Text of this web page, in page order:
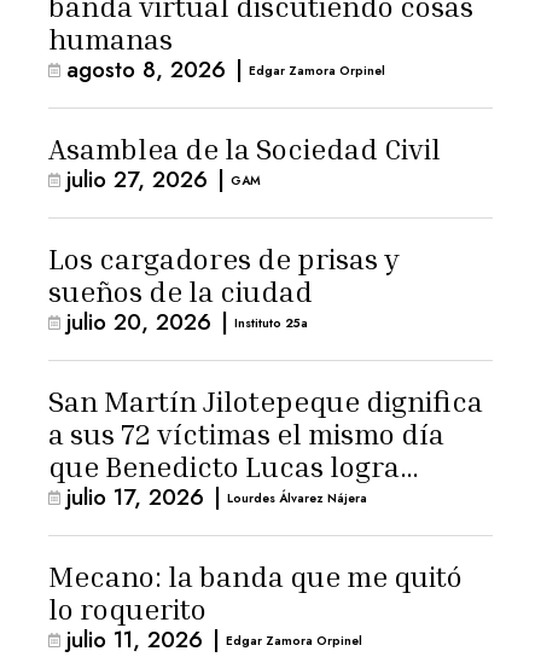
humanas
agosto 8, 2026 | Edgar Zamora Orpinel
Asamblea de la Sociedad Civil
julio 27, 2026 | GAM
Los cargadores de prisas y
sueños de la ciudad
julio 20, 2026 | Instituto 25a
San Martín Jilotepeque dignifica
a sus 72 víctimas el mismo día
que Benedicto Lucas logra
arresto domiciliario
julio 17, 2026 | Lourdes Álvarez Nájera
Mecano: la banda que me quitó
lo roquerito
julio 11, 2026 | Edgar Zamora Orpinel